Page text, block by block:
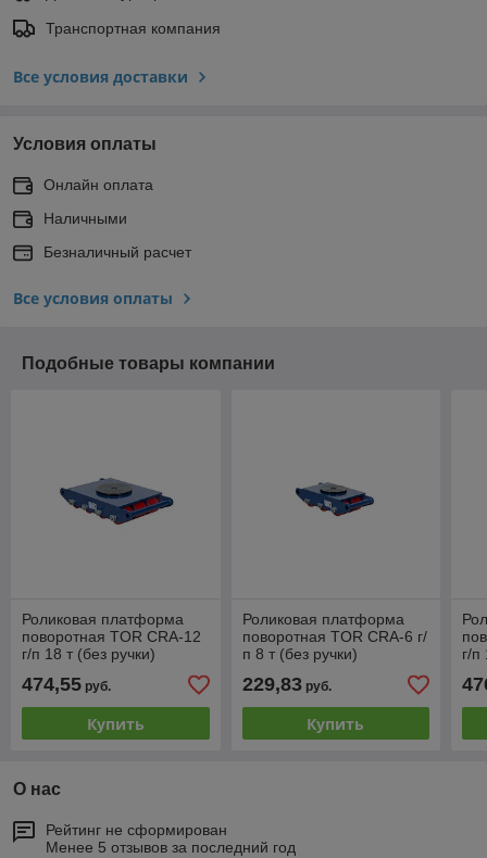
Транспортная компания
Все условия доставки
Условия оплаты
Онлайн оплата
Наличными
Безналичный расчет
Все условия оплаты
Подобные товары компании
Роликовая платформа
поворотная TOR CRA-12
г/п 18 т (без ручки)
474,55 руб.
Купить
Роликовая платформа
поворотная TOR CRA-6 г/
п 8 т (без ручки)
229,83руб.
Купить
г/п
О нас
Рейтинг не сформирован
Менее 5 отзывов за последний год